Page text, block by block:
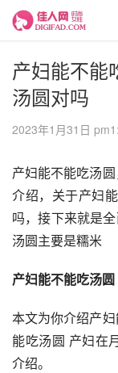
产妇能不能
汤圆对吗
2023年1月31日
产妇能不能吃汤
介绍，关于产妇
吗，接下来就是
汤圆主要是糯米
产妇能不能吃汤圆
本文为你介绍产
能吃汤圆 产妇在
介绍。